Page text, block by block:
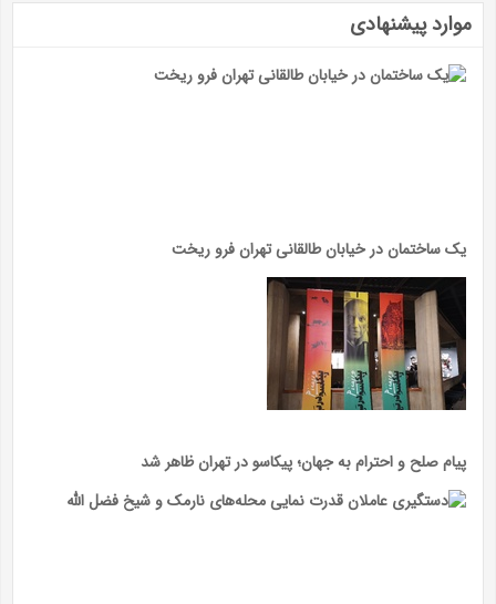
موارد پیشنهادی
یک ساختمان در خیابان طالقانی تهران فرو ریخت
پیام صلح و احترام به جهان؛ پیکاسو در تهران ظاهر شد